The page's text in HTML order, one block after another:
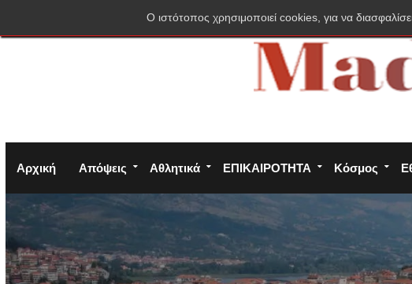
Πολιτική απορρήτου Φόρμα επικοινωνίας
Αρχική Απόψεις Αθλητικά ΕΠΙΚΑΙΡΟΤΗΤΑ Κόσμος
O ιστότοπος χρησιμοποιεί cookies, για να